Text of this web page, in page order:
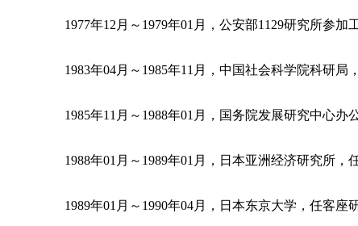
1977年12月～1979年01月，公安部1129研究所参
1983年04月～1985年11月，中国社会科学院科研局
1985年11月～1988年01月，国务院发展研究中心办
1988年01月～1989年01月，日本亚洲经济研究所，
1989年01月～1990年04月，日本东京大学，任客座